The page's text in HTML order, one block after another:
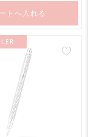
トへ入れる